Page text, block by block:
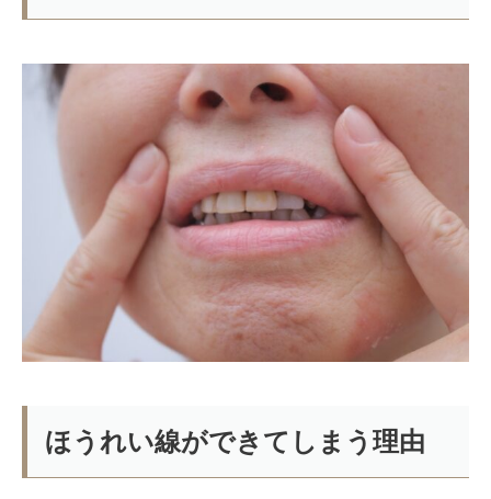
ほうれい線ができてしまう理由